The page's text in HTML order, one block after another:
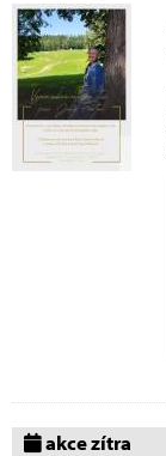
akce zítra